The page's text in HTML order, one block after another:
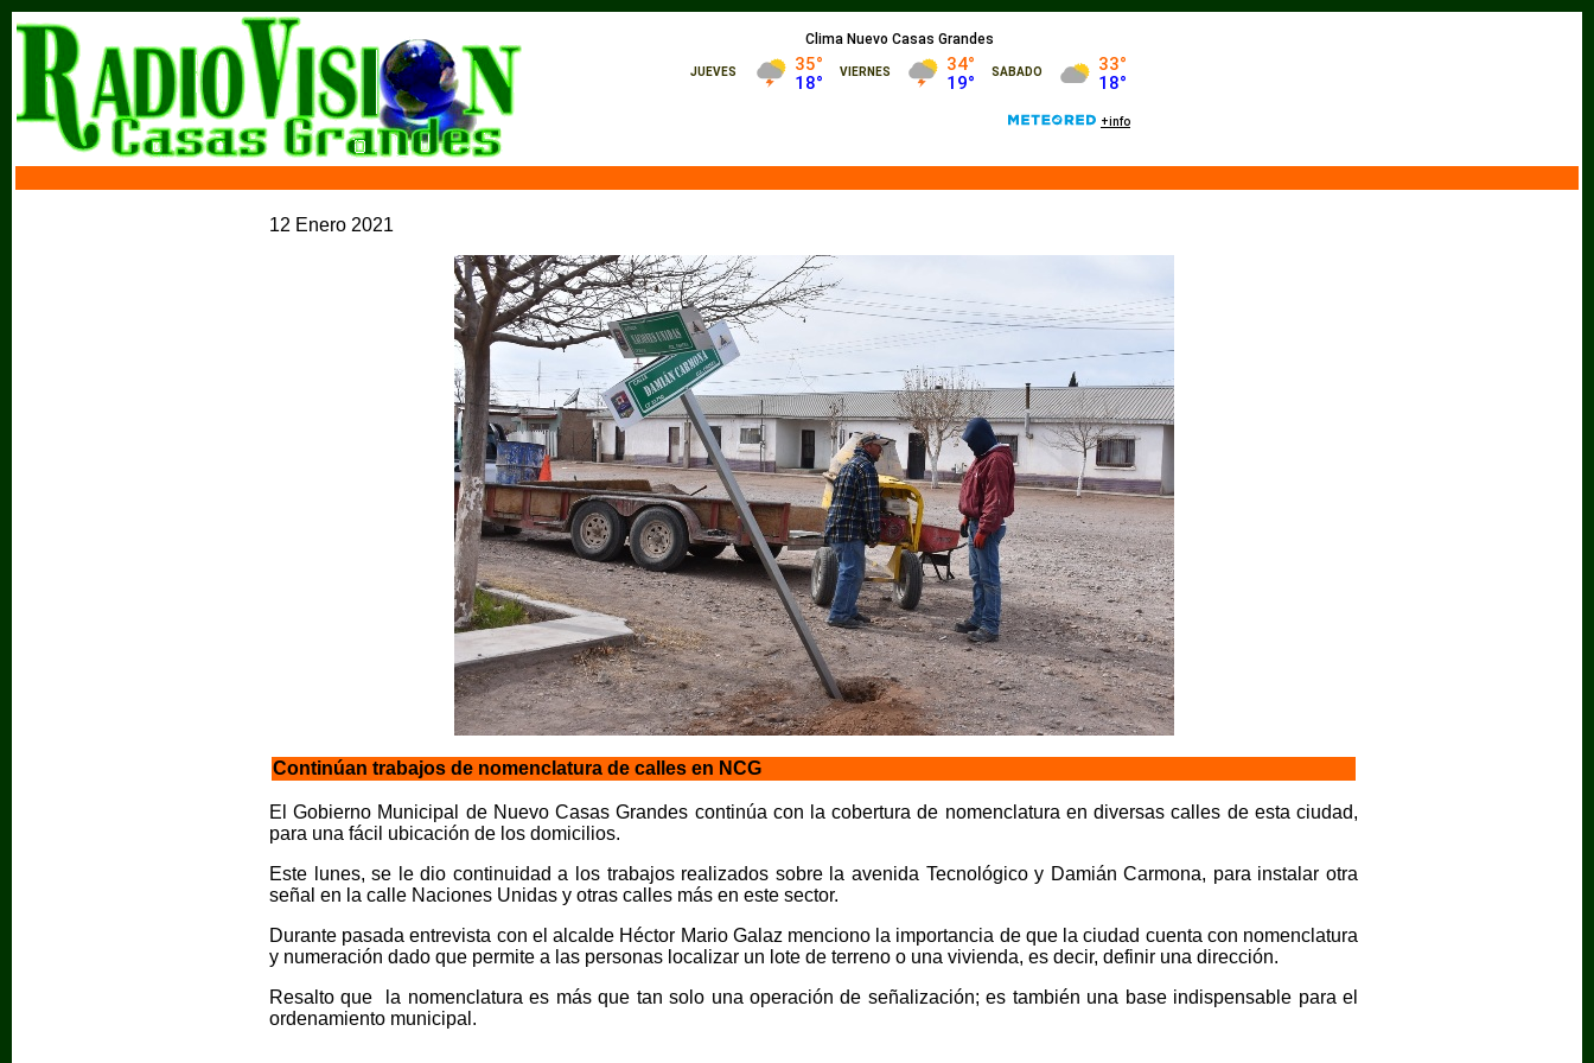
12 Enero 2021
Continúan trabajos de nomenclatura de calles en NCG
El Gobierno Municipal de Nuevo Casas Grandes continúa con la cobertura de nomenclatura en diversas calles de esta ciudad,
para una fácil ubicación de los domicilios.
Este lunes, se le dio continuidad a los trabajos realizados sobre la avenida Tecnológico y Damián Carmona, para instalar otra
señal en la calle Naciones Unidas y otras calles más en este sector.
Durante pasada entrevista con el alcalde Héctor Mario Galaz menciono la importancia de que la ciudad cuenta con nomenclatura
y numeración dado que permite a las personas localizar un lote de terreno o una vivienda, es decir, definir una dirección.
Resalto que la nomenclatura es más que tan solo una operación de señalización; es también una base indispensable para el
ordenamiento municipal.